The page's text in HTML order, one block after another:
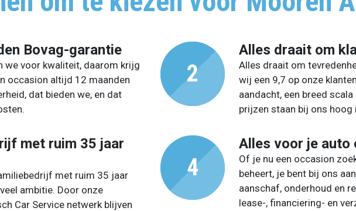
Bovag-garantie
we voor kwaliteit, daarom krijg
occasion altijd 12 maanden
dat bieden we, en dat
Alles draait om
Alles draait om
wij een 9,7 op onze
aandacht, een breed
prijzen staan bij ons hoog
met ruim 35 jaar
met ruim 35 jaar
ambitie. Door onze
Car Service netwerk blijven
Alles voor je auto
Of je nu een occasion
beheert, je bent bij ons
aanschaf, onderhoud en
lease-, financiering- en